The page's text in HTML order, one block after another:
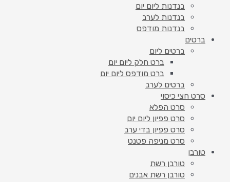
בנדנות ליום יום
בנדנות לערב
בנדנות מודפס
ברטים
ברטים ליום
ברט חלק ליום יום
ברט מודפס ליום יום
ברטים לערב
סרט חצי כיסוי
סרט הפלא
סרט פפיון ליום יום
סרט פפיון בדי ערב
סרט מניפה פטנט
טורבן
טורבן רשת
טורבן רשת אבנים